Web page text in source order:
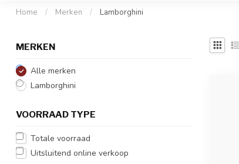
Home / Merken / Lamborghini
MERKEN
Alle merken
Lamborghini
VOORRAAD TYPE
Totale voorraad
Uitsluitend online verkoop